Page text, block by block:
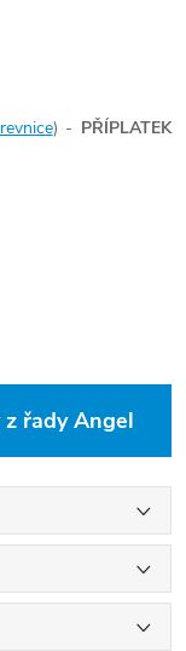
) - PŘÍPLATEK
řady Angel